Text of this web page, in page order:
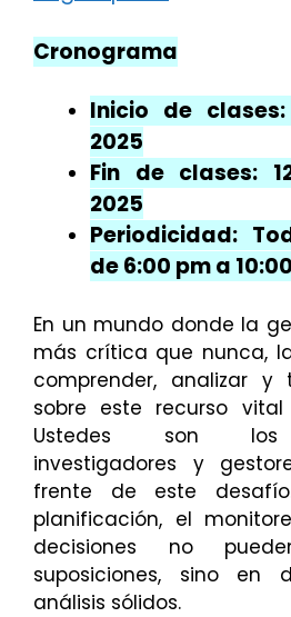
Cronograma
Inicio de clases:
2025
Fin de clases:
2025
Periodicidad:
de 6:00 pm a
En un mundo donde la
más crítica que nunca,
comprender, analizar y
sobre este recurso
Ustedes son los
investigadores y
frente de este
planificación, el
decisiones no
suposiciones, sino en
análisis sólidos.